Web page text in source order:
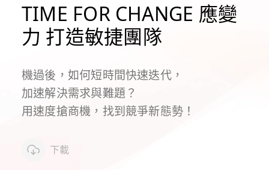
TIME FOR CHANGE 應變
力 打造敏捷團隊
機過後，如何短時間快速迭代，
加速解決需求與難題？
用速度搶商機，找到競爭新態勢！
下載